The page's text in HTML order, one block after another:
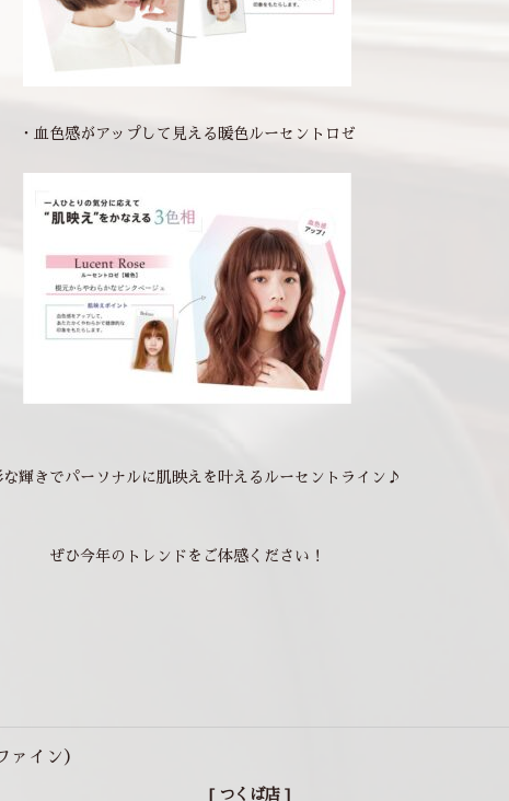
・血色感がアップして見える暖色ルーセントロゼ
な輝きでパーソナルに肌映えを叶えるルーセントライン♪
ぜひ今年のトレンドをご体感ください！
イン）
[ つくば店 ]